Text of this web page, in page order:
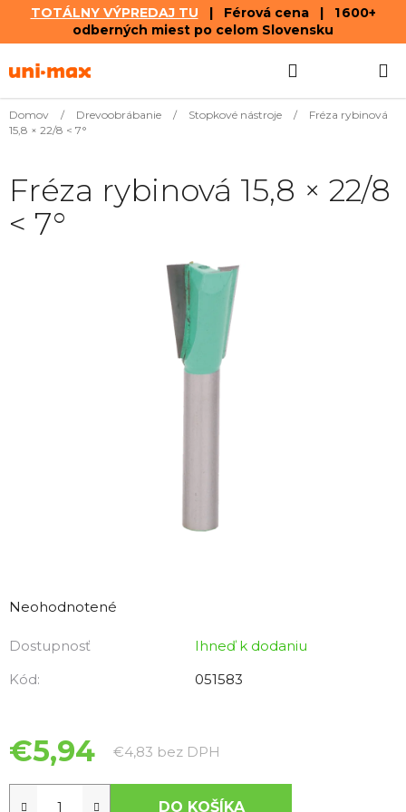
TOTÁLNY VÝPREDAJ TU | Férová cena | 1 600+
odberných miest po celom Slovensku
na
KOŠÍK
Domov / Drevoobrábanie / Stopkové nástroje /
Fréza rybinová
15,8 × 22/8 < 7°
hodnotenie
je
0,0
hviezdičiek.
Neohodnotené
Dostupnosť
Ihneď k dodaniu
Kód:
051583
€5,94 €4,83 bez DPH
DO KOŠÍKA
Fréza rybinová 15,8 × 22/8
< 7°